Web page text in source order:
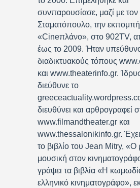
συνπαρουσίασε, μαζί με
Σταματόπουλο, την εκπομπή
«Cineπλάνο», στο 902TV,
έως το 2009. Ήταν
διαδικτυακούς τόπους
και www.theaterinfo.gr.
διεύθυνε το
διευθύνει και αρθρογραφεί
www.filmandtheater.gr και
www.thessalonikinfo.gr.
το βιβλίο του Jean Mitry, «Ο
μουσική στον
γράψει τα βιβλία «Η
ελληνικό κινηματογράφο»,